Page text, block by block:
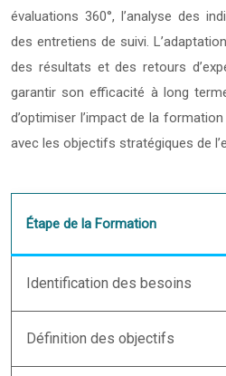
évaluations 360°, l’analyse des
des entretiens de suivi.
des résultats et des retours
garantir son efficacité à long
d’optimiser l’impact de la
avec les objectifs stratégiques de
Étape de la Formation
Identification des besoins
Définition des objectifs